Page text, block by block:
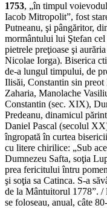
1753, „în timpul
Iacob Mitropolit”, fost
Putneanu, şi pângăritor,
mormântului lui Ştefan
pietrele preţioase şi
Nicolae Iorga). Biserica
de-a lungul timpului, de
Ilisăi, Constantin sin
Zaharia, Manolache
Constantin (sec. XIX),
Predeanu, dinamicul
Daniel Pascal (secolul
îngropată în curtea
cu litere chirilice: „Sub
Dumnezeu Safta, soţia
prea fericitului întru
şi soţia sa Catinca. S-a
de la Mântuitorul 1778”. /
se foloseau, anual, câte